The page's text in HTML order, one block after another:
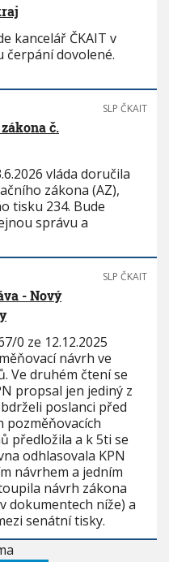
kancelář ČKAIT v
čerpání dovolené.
SLP ČKAIT
č.
vláda doručila
zákona (AZ),
tisku 234. Bude
správu a
SLP ČKAIT
- Nový
0 ze 12.12.2025
návrh ve
Ve druhém čtení se
propsal jen jediný z
poslanci před
pozměňovacích
předložila a k 5ti se
odhlasovala KPN
návrhem a jedním
návrh zákona
dokumentech níže) a
senátní tisky.